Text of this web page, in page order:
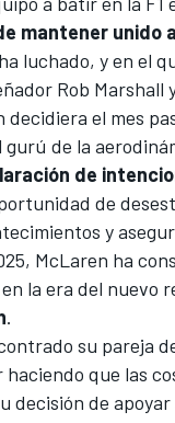
mantener unido
luchado, y en el
Rob Marshall
decidiera el mes
de la
de
de
y
McLaren ha
la era del nuevo
.
su pareja
que las
decisión de